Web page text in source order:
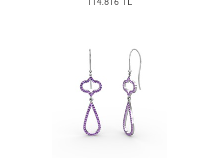
114.816 TL